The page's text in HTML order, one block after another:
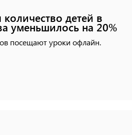
детей в
уменьшилось на 20%
посещают уроки офлайн.